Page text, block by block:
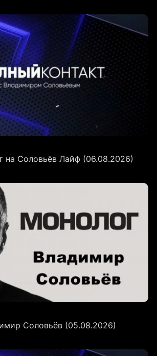
на Соловьёв Лайф (06.08.2026)
Соловьёв (05.08.2026)